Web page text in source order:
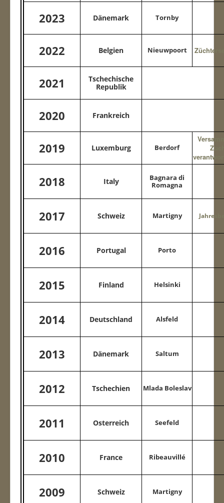
Contact
WUSB 2026
2023 Dänemark Tornby
2022 Belgien Nieuwpoort
2021
Tschechische
Republik
2020 Frankreich
2019 Luxemburg Berdorf
2018 Italy
Bagnara di
Romagna
2017 Schweiz Martigny
2016 Portugal Porto
2015 Finland Helsinki
2014 Deutschland Alsfeld
2013 Dänemark Saltum
2012 Tschechien Mlada Boleslav
2011 Osterreich Seefeld
2010 France Ribeauvillé
2009 Schweiz Martigny